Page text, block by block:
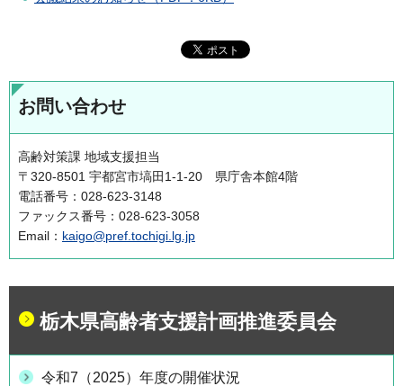
お問い合わせ
高齢対策課 地域支援担当
〒320-8501 宇都宮市塙田1-1-20 県庁舎本館4階
電話番号：028-623-3148
ファックス番号：028-623-3058
Email： kaigo@pref.tochigi.lg.jp
栃木県高齢者支援計画推進委員会
令和7（2025）年度の開催状況